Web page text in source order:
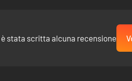
e semi-aperta. Incontra personaggi
stata scritta alcuna recensione